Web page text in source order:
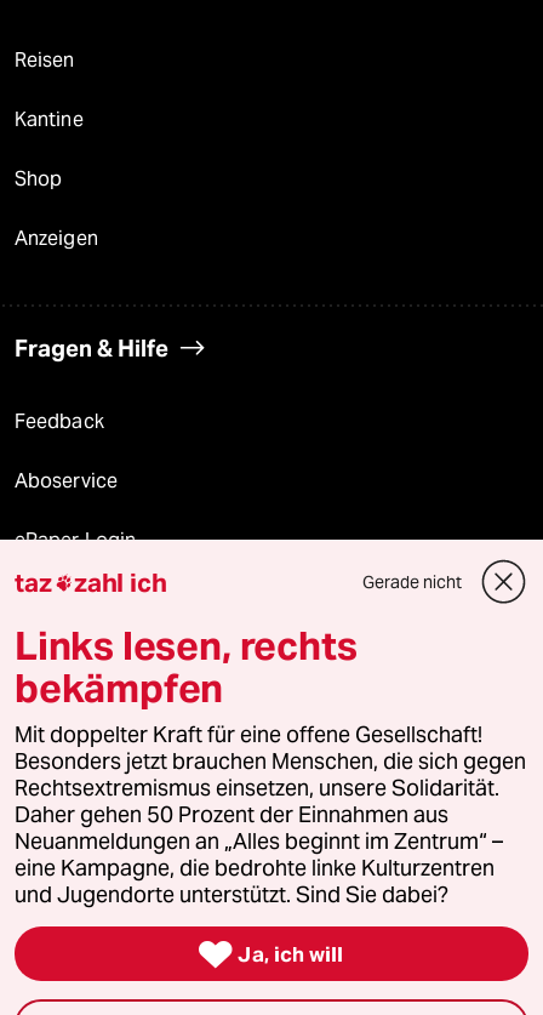
Reisen
Kantine
Shop
Anzeigen
Fragen & Hilfe
Feedback
Aboservice
ePaper Login
Downloads für Abonnierende
© 2026 taz Verlags und Vertriebs GmbH
Alle Rechte vorbehalten. Bei rechtlichen Fragen oder für Genehmigungen
wenden Sie sich bitte an
lizenzen@taz.de
Feedback Redaktionsstatut Kommune-Richtlinien
Leitlinie Informant Datenschutz Impressum AGB
Seitenwende Einwilligungen widerrufen (Ads)
taz zahl ich Gerade nicht
Links lesen, rechts
bekämpfen
Mit doppelter Kraft für eine offene Gesellschaft!
Besonders jetzt brauchen Menschen, die sich gegen
Rechtsextremismus einsetzen, unsere Solidarität.
Daher gehen 50 Prozent der Einnahmen aus
Neuanmeldungen an „Alles beginnt im Zentrum“ –
eine Kampagne, die bedrohte linke Kulturzentren
und Jugendorte unterstützt. Sind Sie dabei?
 Ja, ich will